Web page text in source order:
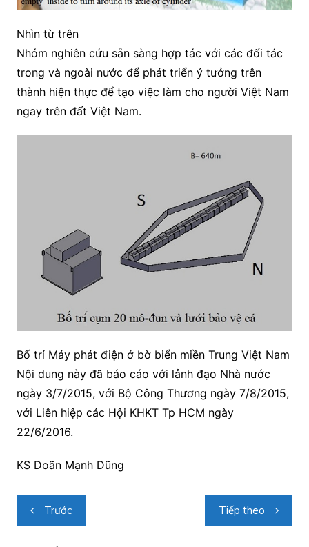
Nhìn từ trên
Nhóm nghiên cứu sẵn sàng hợp tác với các đối tác
trong và ngoài nước để phát triển ý tưởng trên
thành hiện thực để tạo việc làm cho người Việt Nam
ngay trên đất Việt Nam.
Bố trí Máy phát điện ở bờ biển miền Trung Việt Nam
Nội dung này đã báo cáo với lảnh đạo Nhà nước
ngày 3/7/2015, với Bộ Công Thương ngày 7/8/2015,
với Liên hiệp các Hội KHKT Tp HCM ngày
22/6/2016.
KS Doãn Mạnh Dũng
Điều
hướng
Trước Tiếp theo